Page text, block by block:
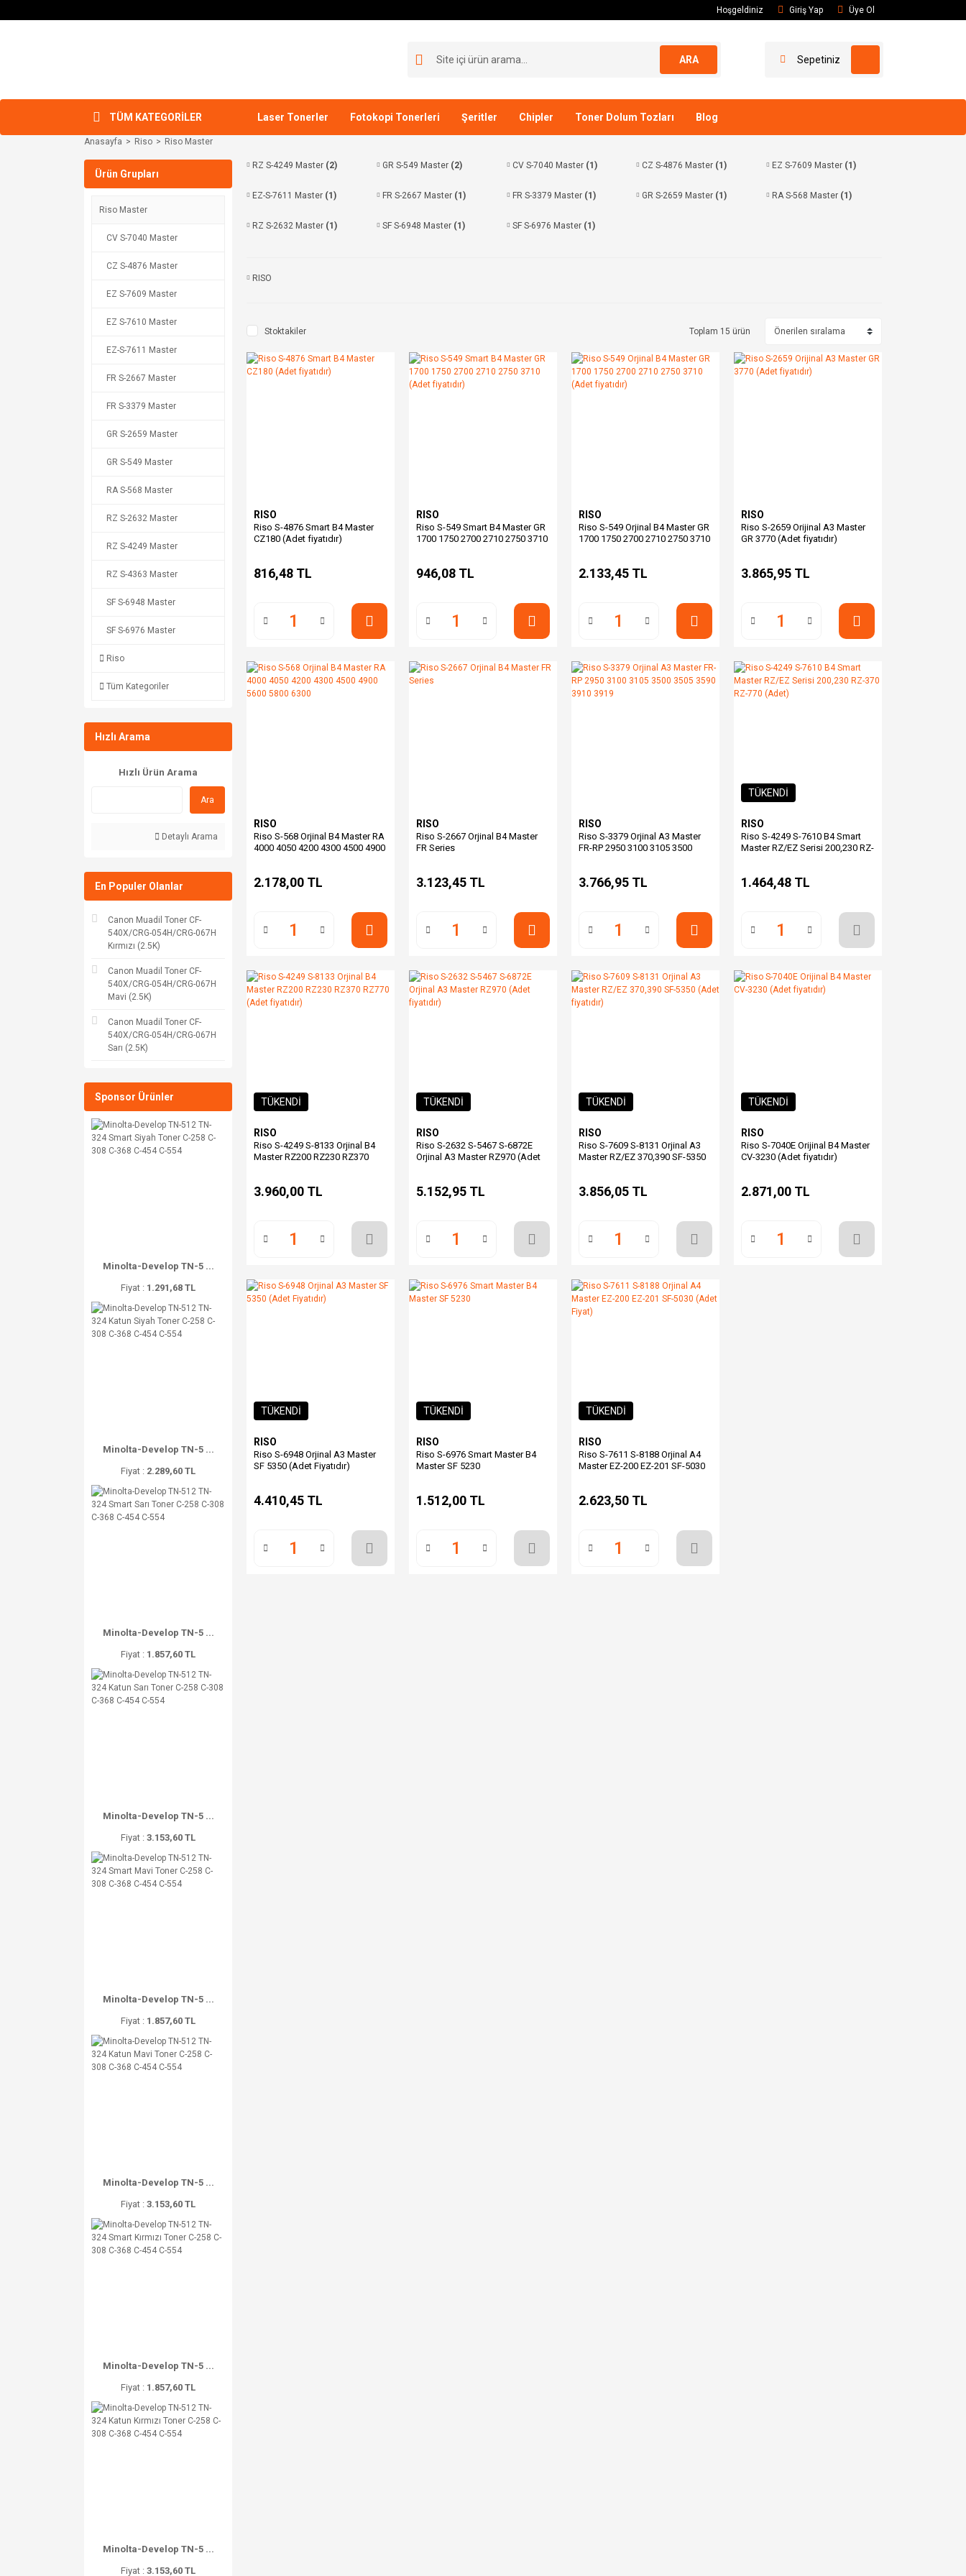
Hoşgeldiniz Giriş Yap Üye Ol
ARA Sepetiniz
TÜM KATEGORİLER Laser Tonerler Fotokopi Tonerleri Şeritler Chipler Toner Dolum Tozları Blog
Anasayfa Riso Riso Master
Ürün Grupları
Riso Master
CV S-7040 Master
CZ S-4876 Master
EZ S-7609 Master
EZ S-7610 Master
EZ-S-7611 Master
FR S-2667 Master
FR S-3379 Master
GR S-2659 Master
GR S-549 Master
RA S-568 Master
RZ S-2632 Master
RZ S-4249 Master
RZ S-4363 Master
SF S-6948 Master
SF S-6976 Master
Riso
Tüm Kategoriler
Hızlı Arama
Hızlı Ürün Arama
Ara
Detaylı Arama
En Populer Olanlar
Canon Muadil Toner CF-
540X/CRG-054H/CRG-067H
Kırmızı (2.5K)
Canon Muadil Toner CF-
540X/CRG-054H/CRG-067H
Mavi (2.5K)
Canon Muadil Toner CF-
540X/CRG-054H/CRG-067H
Sarı (2.5K)
Sponsor Ürünler
Minolta-Develop TN-5 ...
Fiyat : 1.291,68 TL
Minolta-Develop TN-5 ...
Fiyat : 2.289,60 TL
Minolta-Develop TN-5 ...
Fiyat : 1.857,60 TL
Minolta-Develop TN-5 ...
Fiyat : 3.153,60 TL
Minolta-Develop TN-5 ...
Fiyat : 1.857,60 TL
Minolta-Develop TN-5 ...
Fiyat : 3.153,60 TL
Minolta-Develop TN-5 ...
Fiyat : 1.857,60 TL
Minolta-Develop TN-5 ...
Fiyat : 3.153,60 TL
RZ S-4249 Master (2) GR S-549 Master (2) CV S-7040 Master (1) CZ S-4876 Master (1) EZ S-7609 Master (1)
EZ-S-7611 Master (1) FR S-2667 Master (1) FR S-3379 Master (1) GR S-2659 Master (1) RA S-568 Master (1)
RZ S-2632 Master (1) SF S-6948 Master (1) SF S-6976 Master (1)
RISO
Stoktakiler Toplam 15 ürün
RISO
Riso S-4876 Smart B4 Master
CZ180 (Adet fiyatıdır)
816,48 TL
RISO
Riso S-549 Smart B4 Master GR
1700 1750 2700 2710 2750 3710
946,08 TL
RISO
Riso S-549 Orjinal B4 Master GR
1700 1750 2700 2710 2750 3710
2.133,45 TL
RISO
Riso S-2659 Orijinal A3 Master
GR 3770 (Adet fiyatıdır)
3.865,95 TL
RISO
Riso S-568 Orjinal B4 Master RA
4000 4050 4200 4300 4500 4900
2.178,00 TL
RISO
Riso S-2667 Orjinal B4 Master
FR Series
3.123,45 TL
RISO
Riso S-3379 Orjinal A3 Master
FR-RP 2950 3100 3105 3500
3.766,95 TL
TÜKENDİ
RISO
Riso S-4249 S-7610 B4 Smart
Master RZ/EZ Serisi 200,230 RZ-
1.464,48 TL
TÜKENDİ
RISO
Riso S-4249 S-8133 Orjinal B4
Master RZ200 RZ230 RZ370
3.960,00 TL
TÜKENDİ
RISO
Riso S-2632 S-5467 S-6872E
Orjinal A3 Master RZ970 (Adet
5.152,95 TL
TÜKENDİ
RISO
Riso S-7609 S-8131 Orjinal A3
Master RZ/EZ 370,390 SF-5350
3.856,05 TL
TÜKENDİ
RISO
Riso S-7040E Orijinal B4 Master
CV-3230 (Adet fiyatıdır)
2.871,00 TL
TÜKENDİ
RISO
Riso S-6948 Orjinal A3 Master
SF 5350 (Adet Fiyatıdır)
4.410,45 TL
TÜKENDİ
RISO
Riso S-6976 Smart Master B4
Master SF 5230
1.512,00 TL
TÜKENDİ
RISO
Riso S-7611 S-8188 Orjinal A4
Master EZ-200 EZ-201 SF-5030
2.623,50 TL